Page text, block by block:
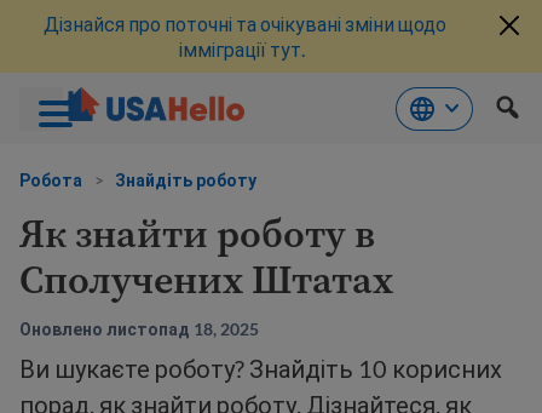
до
Дізнайся про поточні та очікувані зміни щодо
імміграції тут.
Робота > Знайдіть роботу
Як знайти роботу в
Сполучених Штатах
Оновлено листопад 18, 2025
Ви шукаєте роботу? Знайдіть 10 корисних
порад, як знайти роботу. Дізнайтеся, як